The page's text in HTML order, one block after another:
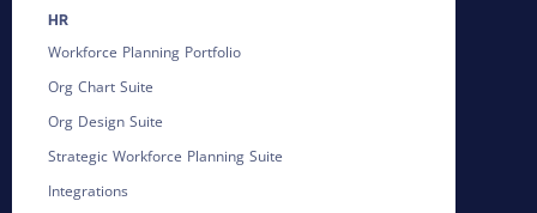
HR
Workforce Planning Portfolio
Org Chart Suite
Org Design Suite
Strategic Workforce Planning Suite
Integrations